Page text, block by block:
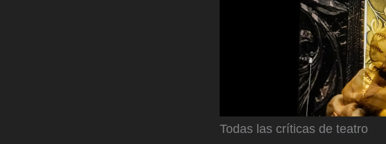
Todas las críticas de teatro